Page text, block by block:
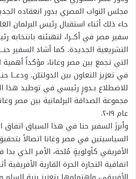
مجلس النواب المصري بدور انعقاده
جاء ذلك أثناء استقبال رئيس البرلمان
سفير مصر في أكــرا، لتهنئته بانتخابه
التشريعية الجديدة. كما أشاد السفير
التي تجمع بين مصر وغانا، مؤكداً أهمية
في تعزيز التعاون بين الدولتيّن. ودعــا
للاضطلاع بـدورٍ رئيسي في توطيد هذا
مجموعة الصداقة البرلمانية بين مصر
عام ٢٠١٩.
وأبرزَ السفير حنا في هذا السياق اتفاق
السياسيتين في مصر وغانا اتصالاً
الأفريقي كأولويةٍ مُلحة، الأمـر الذي
اتفاقية التجارة الحرة القارية الأفريقية